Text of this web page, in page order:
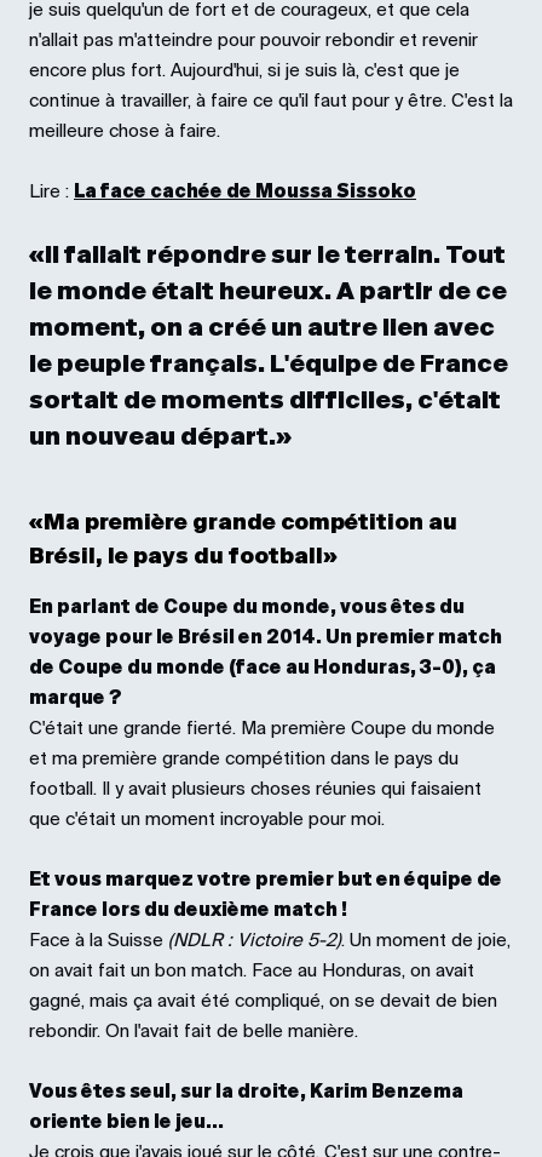
je suis quelqu'un de fort et de courageux, et que cela
n'allait pas m'atteindre pour pouvoir rebondir et revenir
encore plus fort. Aujourd'hui, si je suis là, c'est que je
continue à travailler, à faire ce qu'il faut pour y être. C'est la
meilleure chose à faire.
Lire : La face cachée de Moussa Sissoko
«Il fallait répondre sur le terrain. Tout
le monde était heureux. A partir de ce
moment, on a créé un autre lien avec
le peuple français. L'équipe de France
sortait de moments difficiles, c'était
un nouveau départ.»
«Ma première grande compétition au
Brésil, le pays du football»
En parlant de Coupe du monde, vous êtes du
voyage pour le Brésil en 2014. Un premier match
de Coupe du monde (face au Honduras, 3-0), ça
marque ?
C'était une grande fierté. Ma première Coupe du monde
et ma première grande compétition dans le pays du
football. Il y avait plusieurs choses réunies qui faisaient
que c'était un moment incroyable pour moi.
Et vous marquez votre premier but en équipe de
France lors du deuxième match !
Face à la Suisse (NDLR : Victoire 5-2). Un moment de joie,
on avait fait un bon match. Face au Honduras, on avait
gagné, mais ça avait été compliqué, on se devait de bien
rebondir. On l'avait fait de belle manière.
Vous êtes seul, sur la droite, Karim Benzema
oriente bien le jeu...
Je crois que j'avais joué sur le côté. C'est sur une contre-